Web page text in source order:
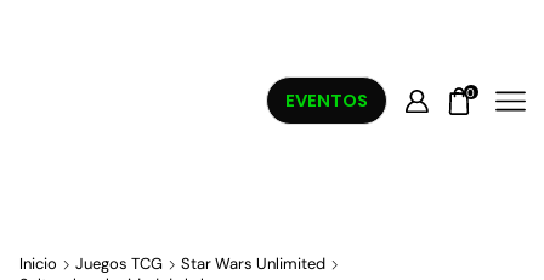
EVENTOS 0
Inicio Juegos TCG
Star Wars Unlimited